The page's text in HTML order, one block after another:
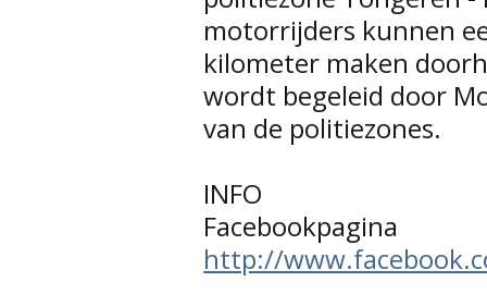
motorrijders kunnen
kilometer maken
wordt begeleid door
van de politiezones.
INFO
Facebookpagina
http://